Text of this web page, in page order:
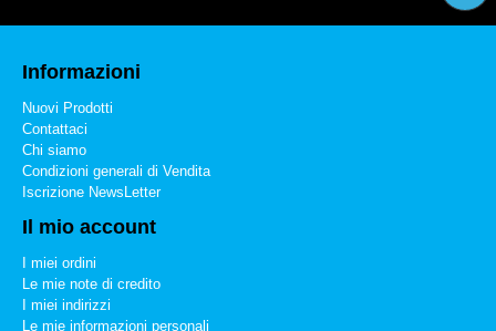
Informazioni
Nuovi Prodotti
Contattaci
Chi siamo
Condizioni generali di Vendita
Iscrizione NewsLetter
Il mio account
I miei ordini
Le mie note di credito
I miei indirizzi
Le mie informazioni personali